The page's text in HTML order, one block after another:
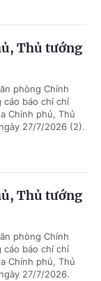
Thủ tướng
phòng Chính
cáo báo chí chỉ
Chính phủ, Thủ
27/7/2026 (2).
Thủ tướng
phòng Chính
cáo báo chí chỉ
Chính phủ, Thủ
27/7/2026.